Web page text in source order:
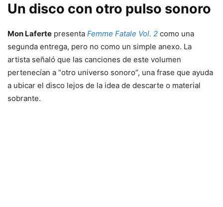
Un disco con otro pulso sonoro
Mon Laferte presenta Femme Fatale Vol. 2 como una
segunda entrega, pero no como un simple anexo. La
artista señaló que las canciones de este volumen
pertenecían a “otro universo sonoro”, una frase que ayuda
a ubicar el disco lejos de la idea de descarte o material
sobrante.